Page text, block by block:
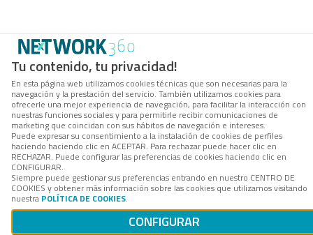
Tu contenido, tu privacidad!
En esta página web utilizamos cookies técnicas que son necesarias para la
navegación y la prestación del servicio. También utilizamos cookies para
ofrecerle una mejor experiencia de navegación, para facilitar la interacción con
nuestras funciones sociales y para permitirle recibir comunicaciones de
marketing que coincidan con sus hábitos de navegación e intereses.
Puede expresar su consentimiento a la instalación de cookies de perfiles
haciendo haciendo clic en ACEPTAR. Para rechazar puede hacer clic en
RECHAZAR. Puede configurar las preferencias de cookies haciendo clic en
CONFIGURAR.
Siempre puede gestionar sus preferencias entrando en nuestro CENTRO DE
COOKIES y obtener más información sobre las cookies que utilizamos visitando
nuestra POLÍTICA DE COOKIES.
CONFIGURAR